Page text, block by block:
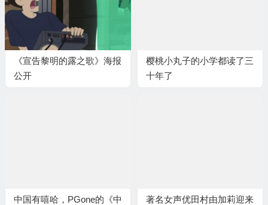
《宣告黎明的露之歌》海报
公开
樱桃小丸子的小学都读了三
十年了
中国有嘻哈，PGone的《中
著名女声优田村由加莉迎来